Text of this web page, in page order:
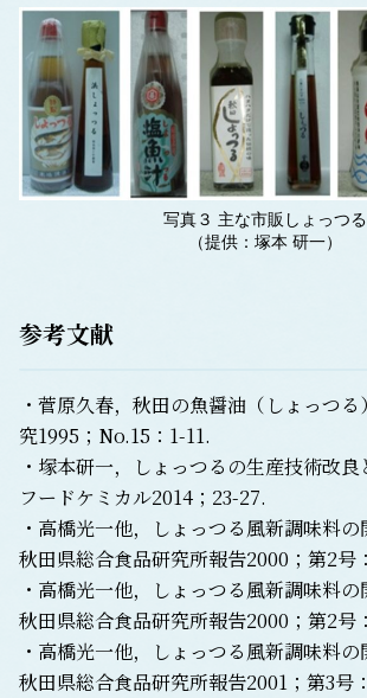
写真３ 主な市販しょっつる
（提供：塚本 研一）
参考文献
・菅原久春，秋田の魚醤油（しょっつ
究1995；No.15：1-11.
・塚本研一，しょっつるの生産技術改
フードケミカル2014；23-27.
・高橋光一他，しょっつる風新調味料の
秋田県総合食品研究所報告2000；第2号
・高橋光一他，しょっつる風新調味料の
秋田県総合食品研究所報告2000；第2号
・高橋光一他，しょっつる風新調味料の
秋田県総合食品研究所報告2001；第3号